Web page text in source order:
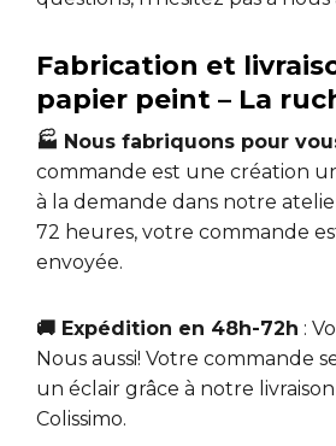
Fabrication et
papier peint – La
🏭 Nous fabriquons pour
commande est une création
à la demande dans notre
72 heures, votre commande
envoyée.
🚚 Expédition en 48h-72h :
Nous aussi! Votre commande
un éclair grâce à notre
Colissimo.